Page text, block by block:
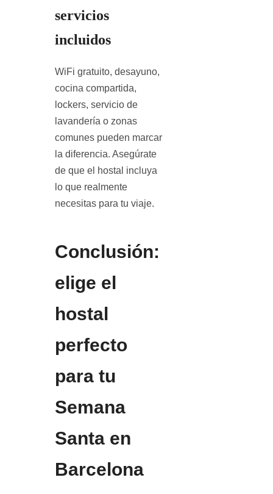
servicios
incluidos
WiFi gratuito, desayuno,
cocina compartida,
lockers, servicio de
lavandería o zonas
comunes pueden marcar
la diferencia. Asegúrate
de que el hostal incluya
lo que realmente
necesitas para tu viaje.
Conclusión:
elige el
hostal
perfecto
para tu
Semana
Santa en
Barcelona